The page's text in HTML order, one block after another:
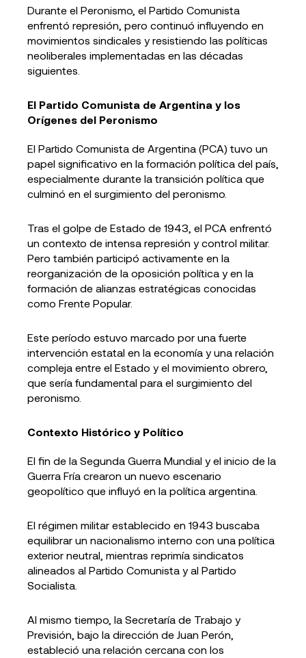
Durante el Peronismo, el Partido Comunista
enfrentó represión, pero continuó influyendo en
movimientos sindicales y resistiendo las políticas
neoliberales implementadas en las décadas
siguientes.
El Partido Comunista de Argentina y los
Orígenes del Peronismo
El Partido Comunista de Argentina (PCA) tuvo un
papel significativo en la formación política del país,
especialmente durante la transición política que
culminó en el surgimiento del peronismo.
Tras el golpe de Estado de 1943, el PCA enfrentó
un contexto de intensa represión y control militar.
Pero también participó activamente en la
reorganización de la oposición política y en la
formación de alianzas estratégicas conocidas
como Frente Popular.
Este período estuvo marcado por una fuerte
intervención estatal en la economía y una relación
compleja entre el Estado y el movimiento obrero,
que sería fundamental para el surgimiento del
peronismo.
Contexto Histórico y Político
El fin de la Segunda Guerra Mundial y el inicio de la
Guerra Fría crearon un nuevo escenario
geopolítico que influyó en la política argentina.
El régimen militar establecido en 1943 buscaba
equilibrar un nacionalismo interno con una política
exterior neutral, mientras reprimía sindicatos
alineados al Partido Comunista y al Partido
Socialista.
Al mismo tiempo, la Secretaría de Trabajo y
Previsión, bajo la dirección de Juan Perón,
estableció una relación cercana con los